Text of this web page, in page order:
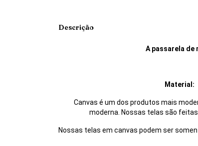
Descrição
A passarela de
Material:
Canvas é um dos produtos mais
moderna. Nossas telas são
Nossas telas em canvas podem ser